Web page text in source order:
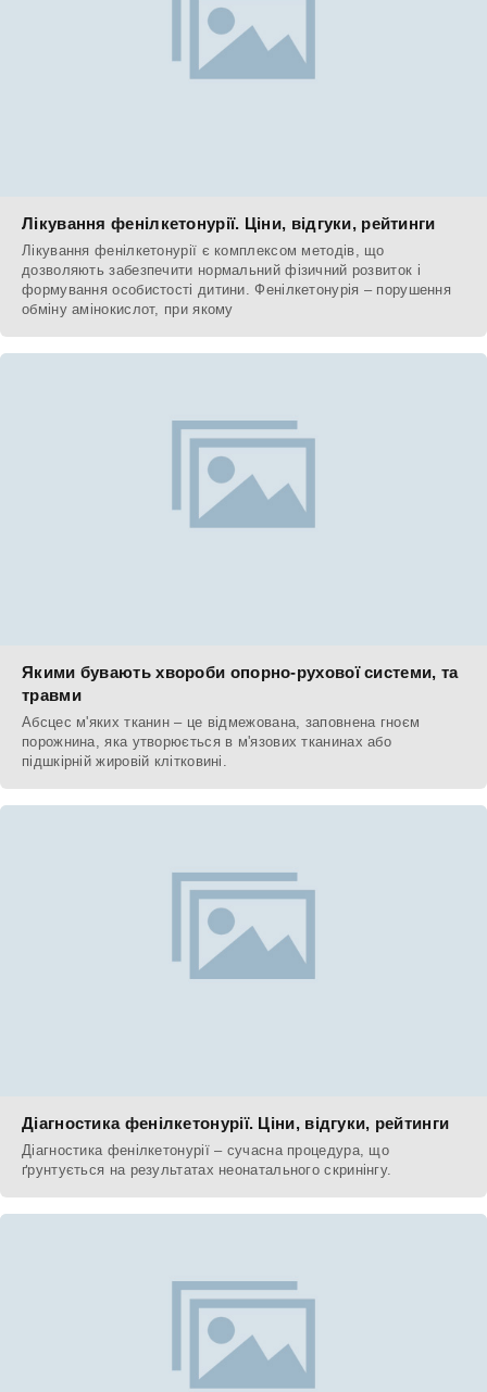
Лікування фенілкетонурії. Ціни, відгуки, рейтинги
Лікування фенілкетонурії є комплексом методів, що
дозволяють забезпечити нормальний фізичний розвиток і
формування особистості дитини. Фенілкетонурія – порушення
обміну амінокислот, при якому
Якими бувають хвороби опорно-рухової системи, та
травми
Абсцес м'яких тканин – це відмежована, заповнена гноєм
порожнина, яка утворюється в м'язових тканинах або
підшкірній жировій клітковині.
Діагностика фенілкетонурії. Ціни, відгуки, рейтинги
Діагностика фенілкетонурії – сучасна процедура, що
ґрунтується на результатах неонатального скринінгу.